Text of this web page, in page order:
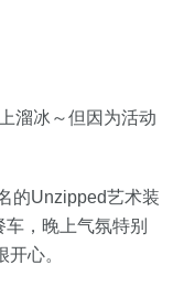
溜冰～但因为活动
的Unzipped艺术装
，晚上气氛特别
心。